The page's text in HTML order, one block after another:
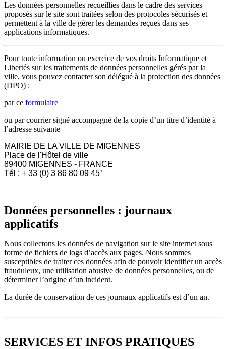
Les données personnelles recueillies dans le cadre des services
proposés sur le site sont traitées selon des protocoles sécurisés et
permettent à la ville de gérer les demandes reçues dans ses
applications informatiques.
Pour toute information ou exercice de vos droits Informatique et
Libertés sur les traitements de données personnelles gérés par la
ville, vous pouvez contacter son délégué à la protection des données
(DPO) :
par ce formulaire
ou par courrier signé accompagné de la copie d’un titre d’identité à
l’adresse suivante
MAIRIE DE LA VILLE DE MIGENNES
Place de l'Hôtel de ville
89400 MIGENNES - FRANCE
Tél : + 33 (0) 3 86 80 09 45’
Données personnelles : journaux
applicatifs
Nous collectons les données de navigation sur le site internet sous
forme de fichiers de logs d’accès aux pages. Nous sommes
susceptibles de traiter ces données afin de pouvoir identifier un accès
frauduleux, une utilisation abusive de données personnelles, ou de
déterminer l’origine d’un incident.
La durée de conservation de ces journaux applicatifs est d’un an.
SERVICES ET INFOS PRATIQUES